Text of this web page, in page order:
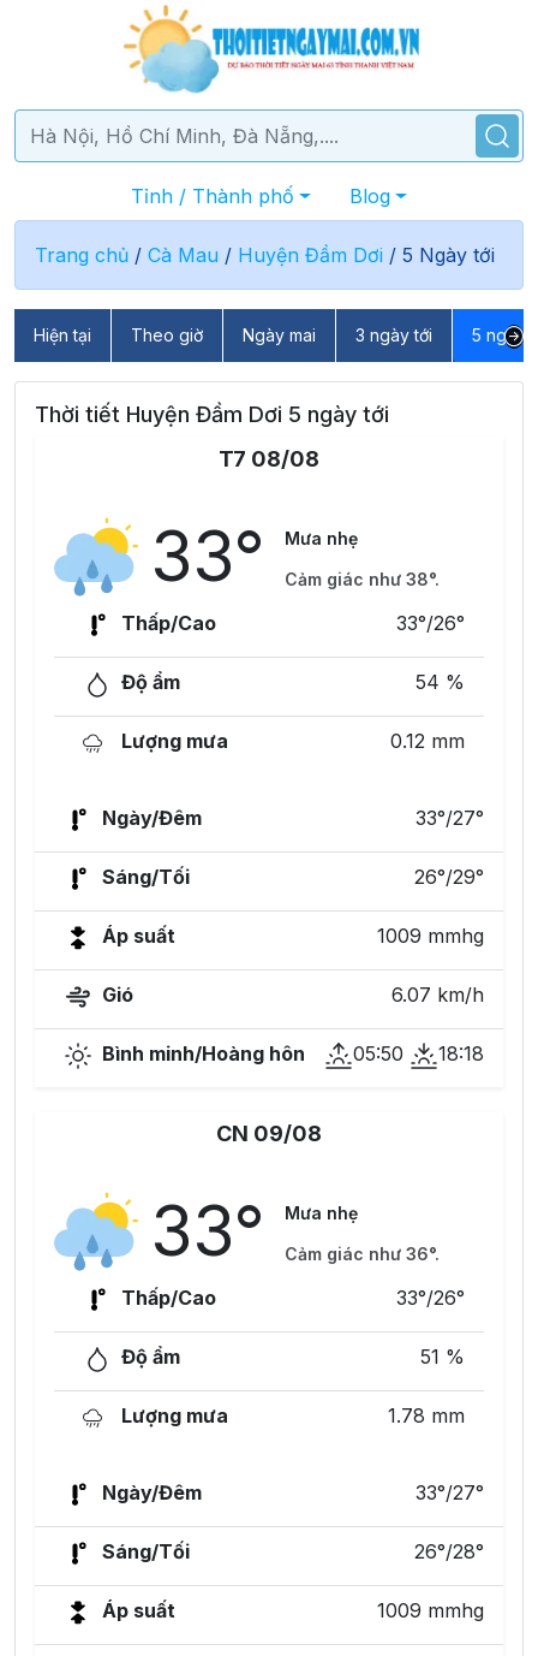
Tỉnh / Thành phố Blog
Trang chủ / Cà Mau / Huyện Đầm Dơi / 5 Ngày tới
Hiện tại Theo giờ Ngày mai 3 ngày tới 5 ngày
Thời tiết Huyện Đầm Dơi 5 ngày tới
T7 08/08
33°
Mưa nhẹ
Cảm giác như 38°.
Thấp/Cao 33°/26°
Độ ẩm 54 %
Lượng mưa 0.12 mm
Ngày/Đêm 33°/27°
Sáng/Tối 26°/29°
Áp suất 1009 mmhg
Gió 6.07 km/h
Bình minh/Hoàng hôn 05:50 18:18
CN 09/08
33°
Mưa nhẹ
Cảm giác như 36°.
Thấp/Cao 33°/26°
Độ ẩm 51 %
Lượng mưa 1.78 mm
Ngày/Đêm 33°/27°
Sáng/Tối 26°/28°
Áp suất 1009 mmhg